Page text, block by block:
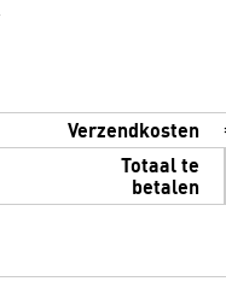
Verzendkosten
Totaal te
betalen